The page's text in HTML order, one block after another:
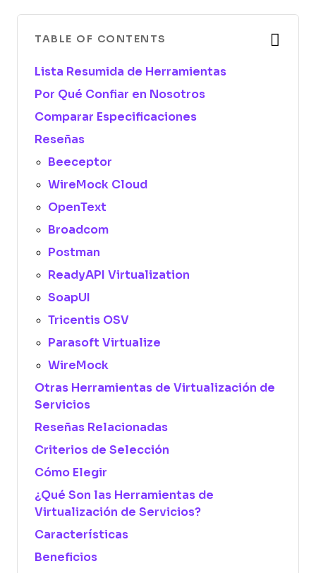
TABLE OF CONTENTS
Lista Resumida de Herramientas
Por Qué Confiar en Nosotros
Comparar Especificaciones
Reseñas
Beeceptor
WireMock Cloud
OpenText
Broadcom
Postman
ReadyAPI Virtualization
SoapUI
Tricentis OSV
Parasoft Virtualize
WireMock
Otras Herramientas de Virtualización de
Servicios
Reseñas Relacionadas
Criterios de Selección
Cómo Elegir
¿Qué Son las Herramientas de
Virtualización de Servicios?
Características
Beneficios